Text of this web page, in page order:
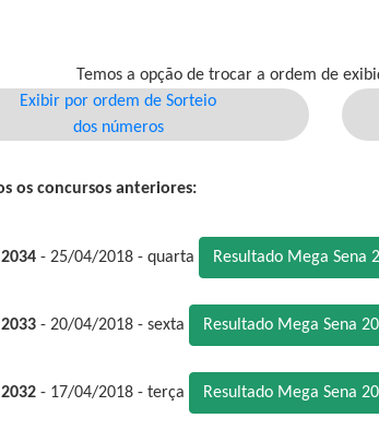
Temos a opção de trocar a ordem de
Exibir por ordem de Sorteio
dos números
os concursos anteriores:
2034 - 25/04/2018 - quarta Resultado Mega Sena
2033 - 20/04/2018 - sexta Resultado Mega Sena
2032 - 17/04/2018 - terça Resultado Mega Sena